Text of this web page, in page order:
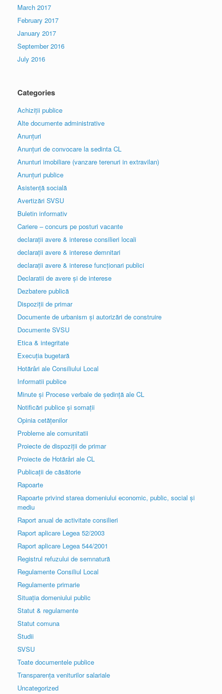
March 2017
February 2017
January 2017
September 2016
July 2016
Categories
Achiziții publice
Alte documente administrative
Anunțuri
Anunțuri de convocare la sedinta CL
Anunturi imobiliare (vanzare terenuri in extravilan)
Anunțuri publice
Asistență socială
Avertizări SVSU
Buletin informativ
Cariere – concurs pe posturi vacante
declarații avere & interese consilieri locali
declarații avere & interese demnitari
declarații avere & interese funcționari publici
Declaratii de avere și de interese
Dezbatere publică
Dispoziții de primar
Documente de urbanism și autorizări de construire
Documente SVSU
Etica & integritate
Execuția bugetară
Hotărâri ale Consiliului Local
Informatii publice
Minute și Procese verbale de ședință ale CL
Notificări publice și somații
Opinia cetățenilor
Probleme ale comunitatii
Proiecte de dispoziții de primar
Proiecte de Hotărâri ale CL
Publicații de căsătorie
Rapoarte
Rapoarte privind starea domeniului economic, public, social și
mediu
Raport anual de activitate consilieri
Raport aplicare Legea 52/2003
Raport aplicare Legea 544/2001
Registrul refuzului de semnatură
Regulamente Consiliul Local
Regulamente primarie
Situația domeniului public
Statut & regulamente
Statut comuna
Studii
SVSU
Toate documentele publice
Transparența veniturilor salariale
Uncategorized